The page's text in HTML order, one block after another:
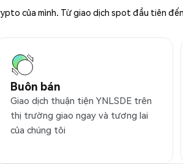
của mình. Từ giao dịch spot đầu tiên
Buôn bán
Giao dịch thuận tiện YNLSDE trên
thị trường giao ngay và tương lai
của chúng tôi